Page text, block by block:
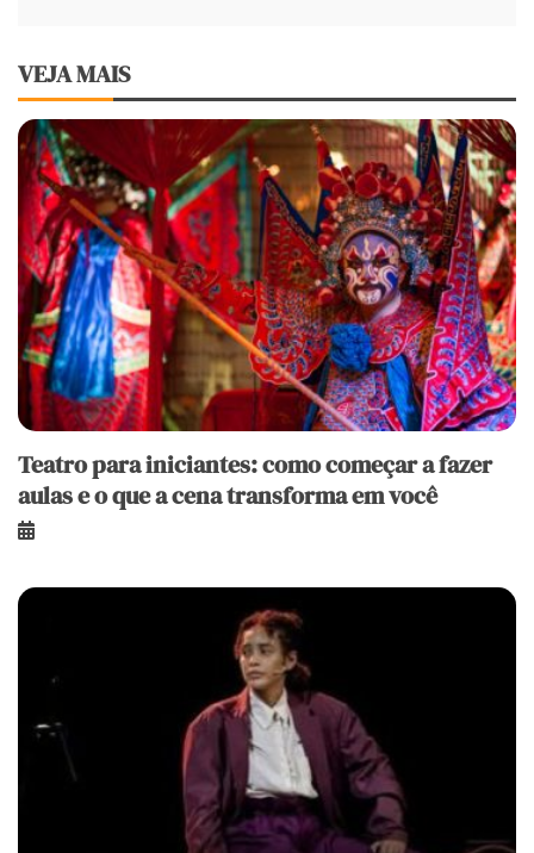
VEJA MAIS
Teatro para iniciantes: como começar a fazer
aulas e o que a cena transforma em você